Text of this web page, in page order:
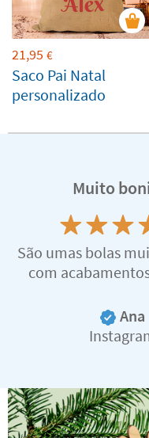
21,95 €
Saco Pai Natal
personalizado
Muito
São umas bolas
com
Ana